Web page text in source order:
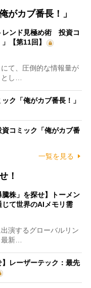
がカブ番長！」
レンド見極め術 投資コ
【第11回】
て、圧倒的な情報量が
とし…
ク「俺がカブ番長！」
コミック「俺がカブ番
一覧を見る
！
騰株」を探せ】トーメン
て世界のAIメモリ需
演するグローバルリン
最新…
】レーザーテック：最先